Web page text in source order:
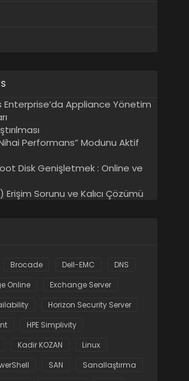
Enterprise’da Appliance Yönetim
Performans” Modunu Aktif
Disk Genişletmek : Online ve
Sorunu ve Kalıcı Çözümü
Brocade Dell-EMC
DNS
Online
Exchange Server
Horizon Security Server
HPE Simplivity
Kadir KOZAN
Linux
SAN
Sanallaştırma